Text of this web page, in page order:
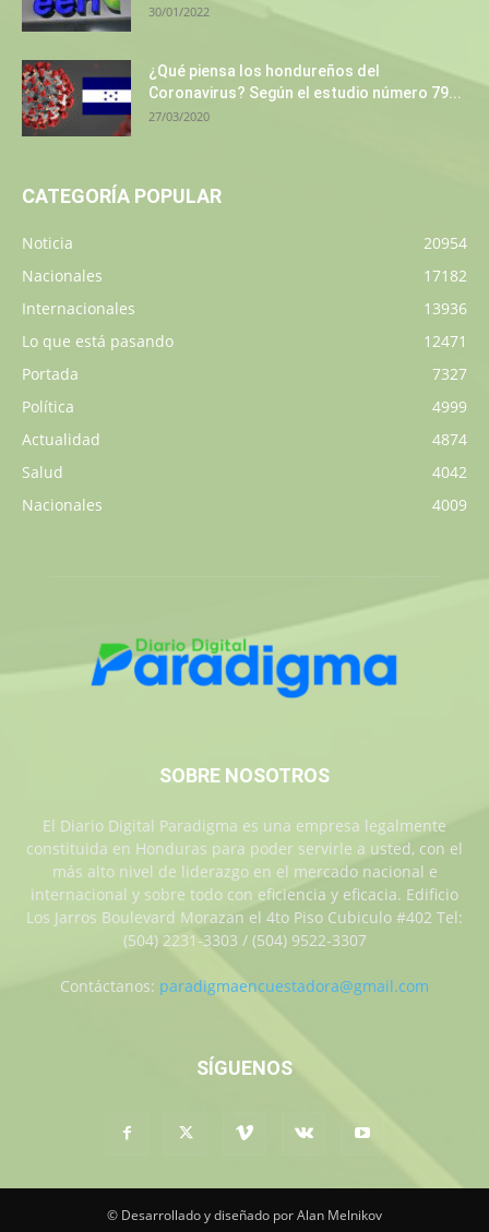
30/01/2022
¿Qué piensa los hondureños del
Coronavirus? Según el estudio número 79...
27/03/2020
CATEGORÍA POPULAR
Noticia
20954
Nacionales
17182
Internacionales
13936
Lo que está pasando
12471
Portada
7327
Política
4999
Actualidad
4874
Salud
4042
Nacionales
4009
SOBRE NOSOTROS
El Diario Digital Paradigma es una empresa legalmente
constituida en Honduras para poder servirle a usted, con el
más alto nivel de liderazgo en el mercado nacional e
internacional y sobre todo con eficiencia y eficacia. Edificio
Los Jarros Boulevard Morazan el 4to Piso Cubiculo #402 Tel:
(504) 2231-3303 / (504) 9522-3307
Contáctanos: paradigmaencuestadora@gmail.com
SÍGUENOS
© Desarrollado y diseñado por Alan Melnikov